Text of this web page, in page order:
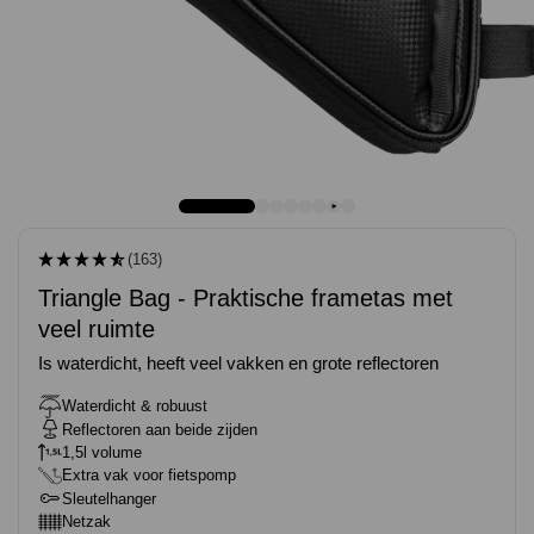
(163)
Triangle Bag - Praktische frametas met
veel ruimte
Is waterdicht, heeft veel vakken en grote reflectoren
Waterdicht & robuust
Reflectoren aan beide zijden
1,5l volume
Extra vak voor fietspomp
Sleutelhanger
Netzak